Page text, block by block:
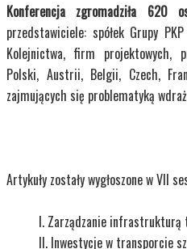
Konferencja zgromadziła 620
przedstawiciele: spółek Grupy
Kolejnictwa, firm projektowych,
Polski, Austrii, Belgii, Czech,
zajmujących się problematyką
Artykuły zostały wygłoszone w VII
Zarządzanie infrastrukturą
Inwestycje w transporcie